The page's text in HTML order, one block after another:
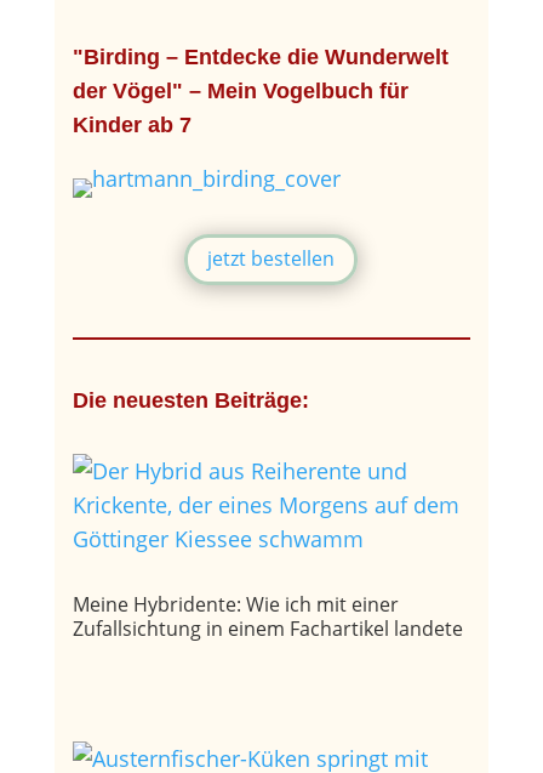
"Birding – Entdecke die Wunderwelt
der Vögel" – Mein Vogelbuch für
Kinder ab 7
jetzt bestellen
Die neuesten Beiträge:
Meine Hybridente: Wie ich mit einer
Zufallsichtung in einem Fachartikel landete